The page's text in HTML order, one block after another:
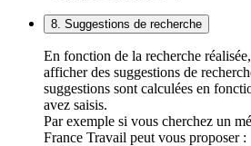
8. Suggestions de recherche
En fonction de la recherche
afficher des suggestions de
suggestions sont calculées en
avez saisis.
Par exemple si vous cherchez un
France Travail peut vous proposer :